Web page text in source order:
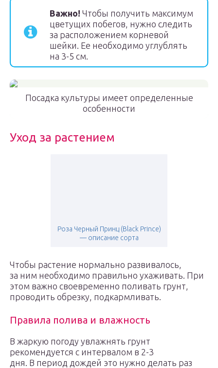
Важно! Чтобы получить максимум
цветущих побегов, нужно следить
за расположением корневой
шейки. Ее необходимо углублять
на 3-5 см.
Посадка культуры имеет определенные
особенности
Уход за растением
Роза Черный Принц (Black Prince)
— описание сорта
Чтобы растение нормально развивалось,
за ним необходимо правильно ухаживать. При
этом важно своевременно поливать грунт,
проводить обрезку, подкармливать.
Правила полива и влажность
В жаркую погоду увлажнять грунт
рекомендуется с интервалом в 2-3
дня. В период дождей это нужно делать раз